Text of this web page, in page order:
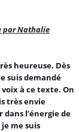
par Nathalie
heureuse. Dès
suis demandé
à ce texte. On
très envie
dans l’énergie de
me suis